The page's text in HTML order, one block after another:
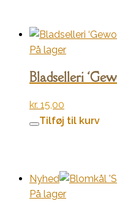
På lager
Bladselleri
kr. 15,00
Tilføj til kurv
Nyhed
På lager